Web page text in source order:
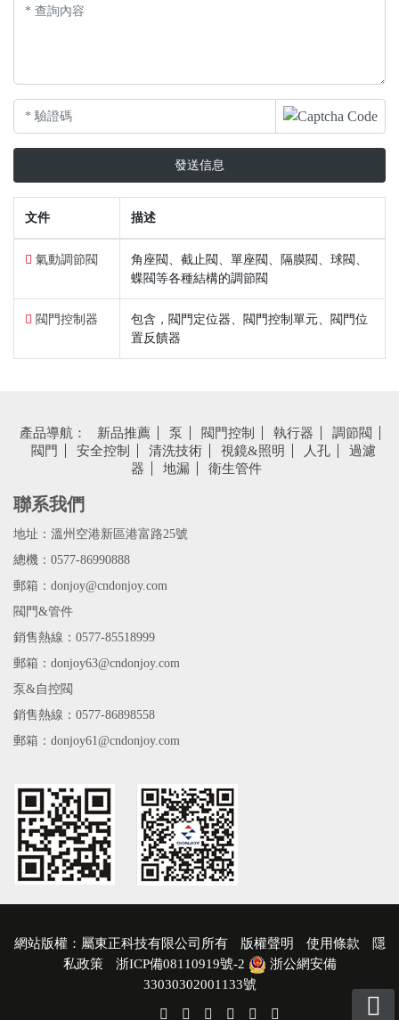
發送信息
文件 描述
氣動調節閥
角座閥、截止閥、單座閥、隔膜閥、球閥、
蝶閥等各種結構的調節閥
閥門控制器
包含，閥門定位器、閥門控制單元、閥門位
置反饋器
產品導航： 新品推薦 泵 閥門控制 執行器
調節閥
閥門
安全控制 清洗技術 視鏡&照明 人孔
過濾
器
地漏 衛生管件
聯系我們
地址：溫州空港新區港富路25號
總機：0577-86990888
郵箱：donjoy@cndonjoy.com
閥門&管件
銷售熱線：0577-85518999
郵箱：donjoy63@cndonjoy.com
泵&自控閥
銷售熱線：0577-86898558
郵箱：donjoy61@cndonjoy.com
網站版權：屬東正科技有限公司所有 版權聲明 使用條款
隱
私政策
浙ICP備08110919號-2
浙公網安備
33030302001133號